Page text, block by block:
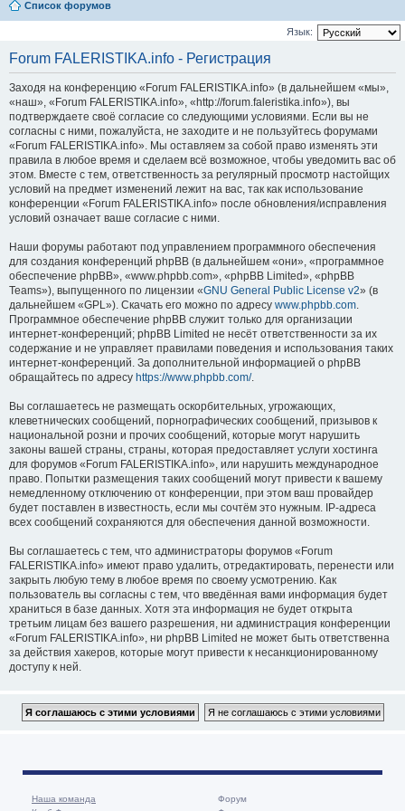
Список форумов
Язык:
Forum FALERISTIKA.info - Регистрация
Заходя на конференцию «Forum FALERISTIKA.info» (в дальнейшем «мы»,
«наш», «Forum FALERISTIKA.info», «http://forum.faleristika.info»), вы
подтверждаете своё согласие со следующими условиями. Если вы не
согласны с ними, пожалуйста, не заходите и не пользуйтесь форумами
«Forum FALERISTIKA.info». Мы оставляем за собой право изменять эти
правила в любое время и сделаем всё возможное, чтобы уведомить вас об
этом. Вместе с тем, ответственность за регулярный просмотр настойщих
условий на предмет изменений лежит на вас, так как использование
конференции «Forum FALERISTIKA.info» после обновления/исправления
условий означает ваше согласие с ними.
Наши форумы работают под управлением программного обеспечения
для создания конференций phpBB (в дальнейшем «они», «программное
обеспечение phpBB», «www.phpbb.com», «phpBB Limited», «phpBB
Teams»), выпущенного по лицензии «GNU General Public License v2» (в
дальнейшем «GPL»). Скачать его можно по адресу www.phpbb.com.
Программное обеспечение phpBB служит только для организации
интернет-конференций; phpBB Limited не несёт ответственности за их
содержание и не управляет правилами поведения и использования таких
интернет-конференций. За дополнительной информацией о phpBB
обращайтесь по адресу https://www.phpbb.com/.
Вы соглашаетесь не размещать оскорбительных, угрожающих,
клеветнических сообщений, порнографических сообщений, призывов к
национальной розни и прочих сообщений, которые могут нарушить
законы вашей страны, страны, которая предоставляет услуги хостинга
для форумов «Forum FALERISTIKA.info», или нарушить международное
право. Попытки размещения таких сообщений могут привести к вашему
немедленному отключению от конференции, при этом ваш провайдер
будет поставлен в известность, если мы сочтём это нужным. IP-адреса
всех сообщений сохраняются для обеспечения данной возможности.
Вы соглашаетесь с тем, что администраторы форумов «Forum
FALERISTIKA.info» имеют право удалить, отредактировать, перенести или
закрыть любую тему в любое время по своему усмотрению. Как
пользователь вы согласны с тем, что введённая вами информация будет
храниться в базе данных. Хотя эта информация не будет открыта
третьим лицам без вашего разрешения, ни администрация конференции
«Forum FALERISTIKA.info», ни phpBB Limited не может быть ответственна
за действия хакеров, которые могут привести к несанкционированному
доступу к ней.
Наша команда
Форум